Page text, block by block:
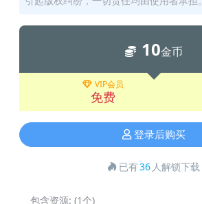
10金币
VIP会员
免费
登录后购买
已有36 人解锁下载
包含资源: (1个)